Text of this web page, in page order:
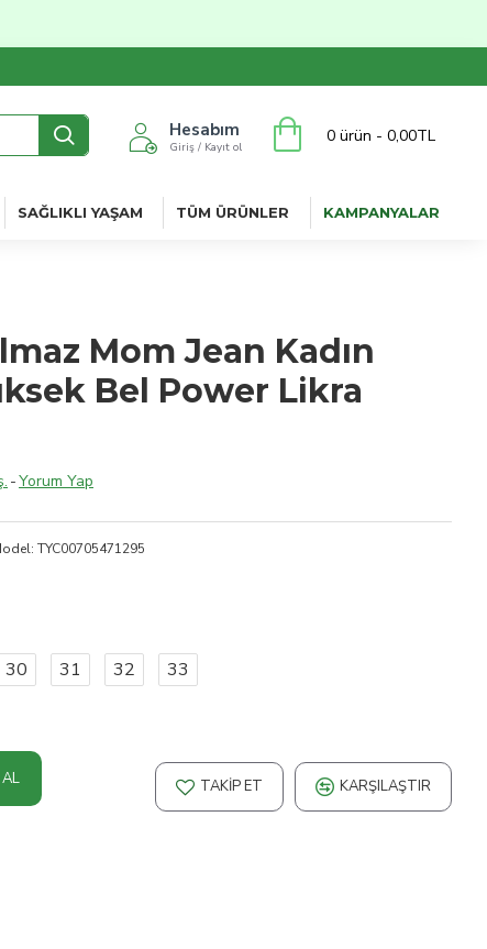
Hesabım
Giriş / Kayıt ol
0 ürün - 0,00TL
SAĞLIKLI YAŞAM TÜM ÜRÜNLER KAMPANYALAR
Mom Jean Kadın
Bel Power Likra
-Yorum Yap
TYC00705471295
30 31 32 33
TAKIP ET KARŞILAŞTIR